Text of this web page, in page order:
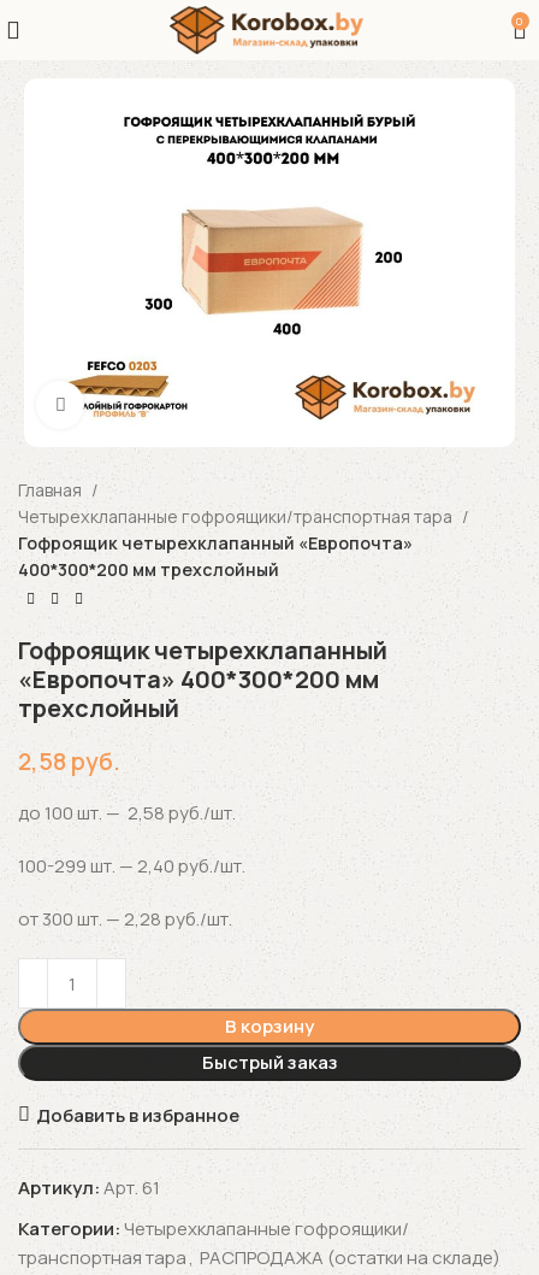
0
Увеличить
Главная
Четырехклапанные гофроящики/транспортная тара
Гофроящик четырехклапанный «Европочта»
400*300*200 мм трехслойный
Гофроящик четырехклапанный
«Европочта» 400*300*200 мм
трехслойный
2,58 руб.
до 100 шт. — 2,58 руб./шт.
100-299 шт. — 2,40 руб./шт.
от 300 шт. — 2,28 руб./шт.
В корзину
Быстрый заказ
Добавить в избранное
Артикул:Арт. 61
Категории:Четырехклапанные гофроящики/
транспортная тара, РАСПРОДАЖА (остатки на складе)